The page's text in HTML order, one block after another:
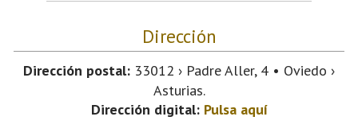
Dirección
Dirección postal: 33012 › Padre Aller, 4 • Oviedo ›
Asturias.
Dirección digital: Pulsa aquí